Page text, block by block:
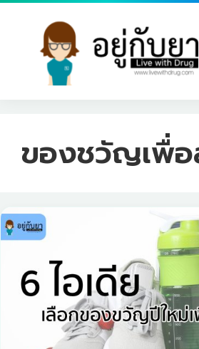
ของชวัญเพื่